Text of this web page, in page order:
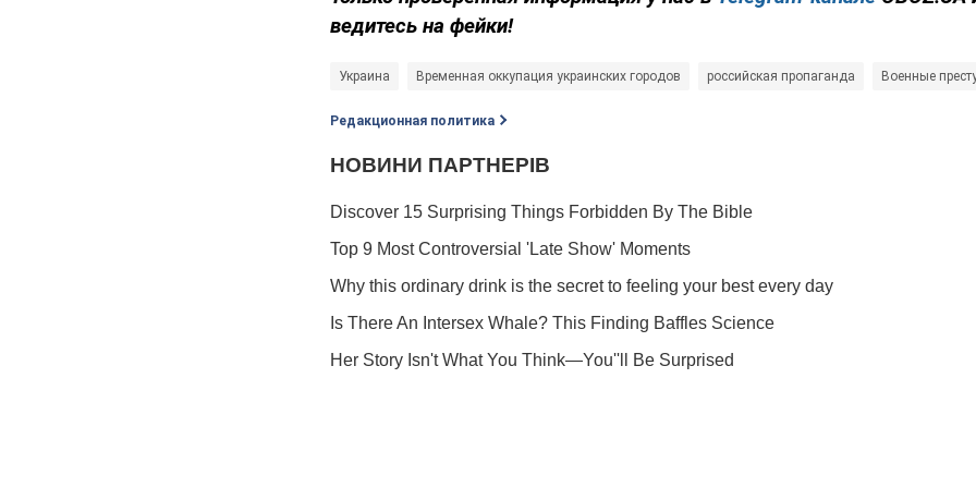
ведитесь на фейки!
Украина Временная оккупация украинских городов российская пропаганда Военные
Редакционная политика